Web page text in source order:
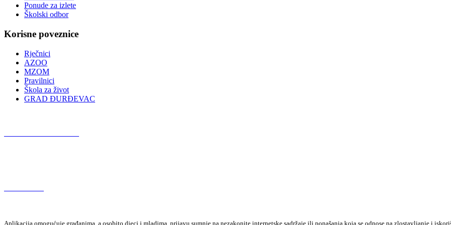
Ponude za izlete
Školski odbor
Korisne poveznice
Rječnici
AZOO
MZOM
Pravilnici
Škola za život
GRAD ĐURĐEVAC
Aplikacija omogućuje građanima, a osobito djeci i mladima, prijavu sumnje na nezakonite internetske sadržaje ili ponašanja koja se odnose na zlostavljanje i